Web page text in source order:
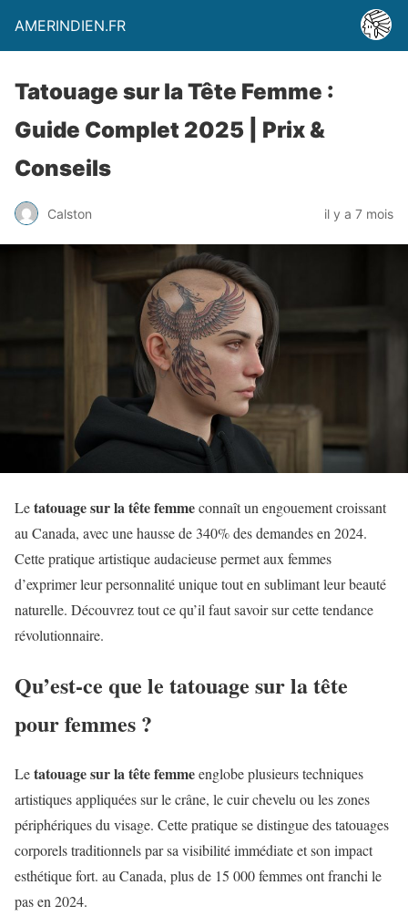
AMERINDIEN.FR
Tatouage sur la Tête Femme :
Guide Complet 2025 | Prix &
Conseils
Calston il y a 7 mois
Letatouage sur la tête femmeconnaît un engouement croissant
au Canada, avec une hausse de 340% des demandes en 2024.
Cette pratique artistique audacieuse permet aux femmes
d’exprimer leur personnalité unique tout en sublimant leur beauté
naturelle. Découvrez tout ce qu’il faut savoir sur cette tendance
révolutionnaire.
Qu’est-ce que le tatouage sur la tête
pour femmes ?
Letatouage sur la tête femmeenglobe plusieurs techniques
artistiques appliquées sur le crâne, le cuir chevelu ou les zones
périphériques du visage. Cette pratique se distingue des tatouages
corporels traditionnels par sa visibilité immédiate et son impact
esthétique fort. au Canada, plus de 15 000 femmes ont franchi le
pas en 2024.